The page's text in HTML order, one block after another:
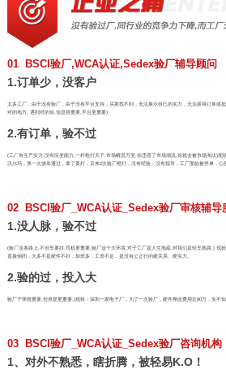
01 BSCI验厂,WCA认证,Sedex验厂辅导顾问
1.订单少，没客户
太多工厂，由于没有验厂，由于没有平台支持，买家找不到，无法展示自己的实力，无法获得订单或
对的地方, 遇到对的你,信息很重要,平台更重要)
2.有订单，验不过
(工厂有生产实力,没有应变能力,一杆枪打天下,市场瞬息万变,你违背了市场潮流,你就会被市场淘汰)现
沃尔玛，第一次侥幸通过，拿了黄灯，后来2次验厂橙灯，没有经验，没有指导，工厂面临被停单，心
02 BSCI验厂_WCA认证_Sedex验厂审核辅导
1.没人脉，验不过
(验厂这条路上,不但车要好,司机更重要,验厂这个大环境,对于工厂是人生地疏,对我们是轻车熟路.) 现
直接倒闭，大多不是硬件不好，加班多，工资不足，是没有公正行的硬关系、硬实力。
2.验的过，投入大
验厂子弹很重要,但准星更重要,)现状：深圳一家电子厂，为了一次验厂，硬件整改费用近80万，实不
03 BSCI验厂_WCA认证_Sedex验厂咨询机构
1、对外不熟悉，瞎折腾，被轻易K.O！